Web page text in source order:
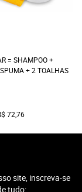
= SHAMPOO +
+ 2 TOALHAS
72,76
site, inscreva-se
tudo: